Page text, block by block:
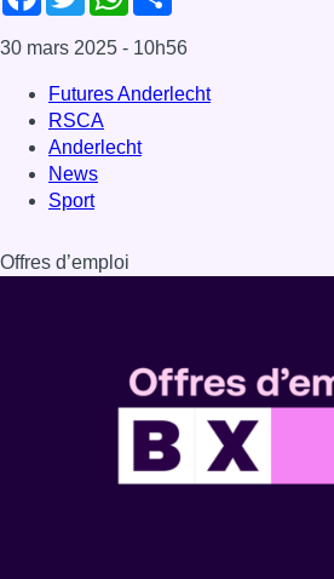
30 mars 2025 - 10h56
Futures Anderlecht
RSCA
Anderlecht
News
Sport
Offres d’emploi